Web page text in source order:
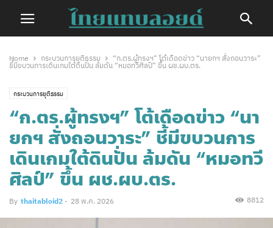
Home กระบวนการยุติธรรม
“ก.ตร.ผู้ทรงฯ” โต้เดือดข่าว “นายกฯ สั่งถอนวาระ”
ชี้มีขบวนการเดินเกมใต้ดินปั่น ล้มดัน “หมอทวีศิลป์” ขึ้น ผช.ผบ.ตร.
กระบวนการยุติธรรม
“ก.ตร.ผู้ทรงฯ” โต้เดือดข่าว “นา
ยกฯ สั่งถอนวาระ” ชี้มีขบวนการ
เดินเกมใต้ดินปั่น ล้มดัน “หมอทวี
ศิลป์” ขึ้น ผช.ผบ.ตร.
By thaitabloid2 - 28 พ.ค. 2026 8812